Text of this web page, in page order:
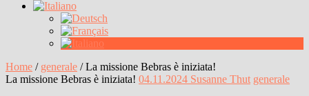
Home / generale /La missione Bebras è iniziata!
La missione Bebras è iniziata! 04.11.2024 Susanne Thut generale